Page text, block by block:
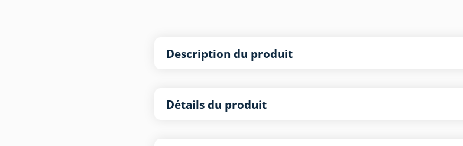
Description du produit
Détails du produit